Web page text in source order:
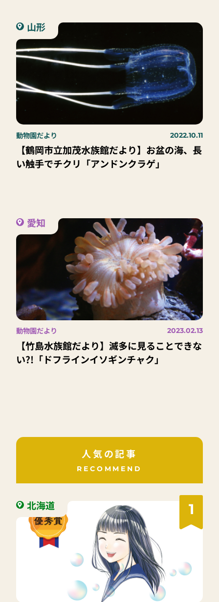
山形
動物園だより 2022.10.11
【鶴岡市立加茂水族館だより】お盆の海、長
い触手でチクリ「アンドンクラゲ」
愛知
動物園だより 2023.02.13
【竹島水族館だより】滅多に見ることできな
い?!「ドフラインイソギンチャク」
人気の記事
RECOMMEND
1
北海道